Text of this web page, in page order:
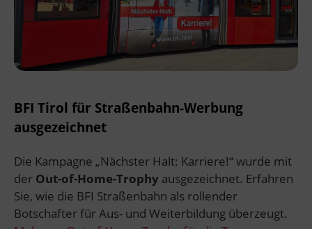
BFI Tirol für Straßenbahn-Werbung
ausgezeichnet
Die Kampagne „Nächster Halt: Karriere!“ wurde mit
der Out-of-Home-Trophy ausgezeichnet. Erfahren
Sie, wie die BFI Straßenbahn als rollender
Botschafter für Aus- und Weiterbildung überzeugt.